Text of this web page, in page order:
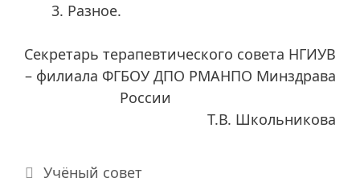
Разное.
Секретарь терапевтического совета НГИУВ
– филиала ФГБОУ ДПО РМАНПО Минздрава
России
Т.В. Школьникова
Рубрики
Учёный совет